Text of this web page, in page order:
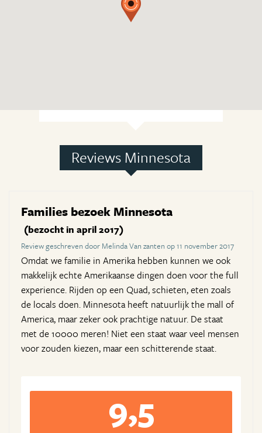
Reviews Minnesota
Families bezoek Minnesota
(bezocht in april 2017)
Review geschreven door Melinda Van zanten op 11 november 2017
Omdat we familie in Amerika hebben kunnen we ook
makkelijk echte Amerikaanse dingen doen voor the full
experience. Rijden op een Quad, schieten, eten zoals
de locals doen. Minnesota heeft natuurlijk the mall of
America, maar zeker ook prachtige natuur. De staat
met de 10000 meren! Niet een staat waar veel mensen
voor zouden kiezen, maar een schitterende staat.
9,5